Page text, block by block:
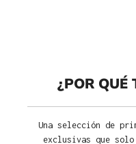
¿POR QUÉ
Una selección de
exclusivas que